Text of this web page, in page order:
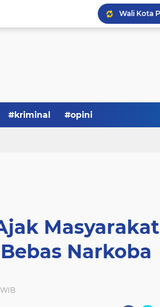
#kriminal #opini
Masyarakat
Narkoba